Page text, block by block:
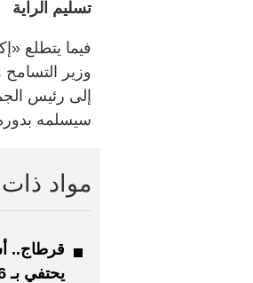
تسليم الراية
وزير
إلى رئيس
سيسلمه بدوره بعد
مواد ذات
قرطاج..
يحتفي بـ 6 عقود من الإبداع